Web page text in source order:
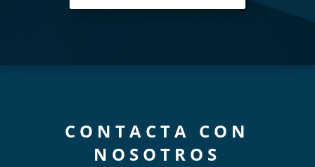
CONTACTA CON
NOSOTROS